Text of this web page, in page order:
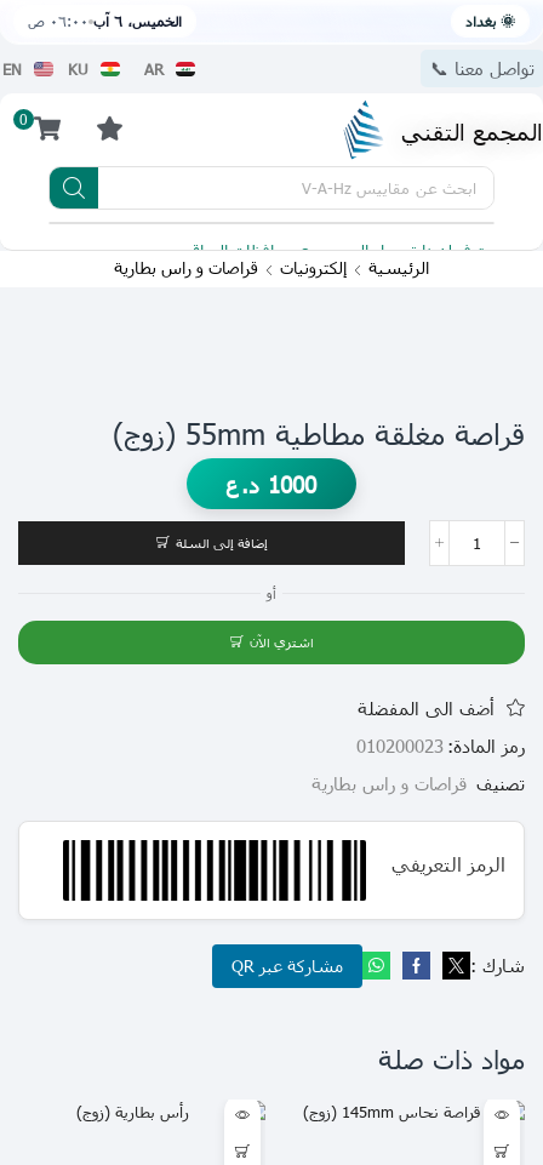
🌞 بغداد الخميس، ٦ آب ٠٦:٠٠ ص
تواصل معنا 📞 AR
KU
EN
المجمع التقني 0
ابحث عن مقاييس V-A-Hz
يتوفر لدينا توصيل الى جميع محافظات العراق
الرئيسية إلكترونيات قراصات و راس بطارية
قراصة مغلقة مطاطية 55mm (زوج)
1000 د.ع
إضافة إلى السلة
أو
اشتري الآن
أضف الى المفضلة
رمز المادة: 010200023
تصنيف قراصات و راس بطارية
الرمز التعريفي
شارك : مشاركة عبر QR
مواد ذات صلة